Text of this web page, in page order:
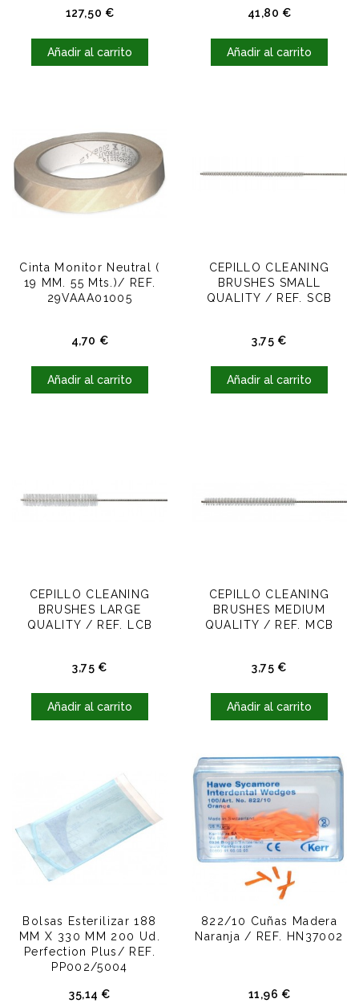
127,50 €Precio
Añadir al carrito
41,80 €Precio
Añadir al carrito
Cinta Monitor Neutral (
19 MM. 55 Mts.)/ REF.
29VAAA01005
4,70 €Precio
Añadir al carrito
CEPILLO CLEANING
BRUSHES SMALL
QUALITY / REF. SCB
3,75 €Precio
Añadir al carrito
CEPILLO CLEANING
BRUSHES LARGE
QUALITY / REF. LCB
3,75 €Precio
Añadir al carrito
CEPILLO CLEANING
BRUSHES MEDIUM
QUALITY / REF. MCB
3,75 €Precio
Añadir al carrito
Bolsas Esterilizar 188
MM X 330 MM 200 Ud.
Perfection Plus/ REF.
PP002/5004
35,14 €Precio
822/10 Cuñas Madera
Naranja / REF. HN37002
11,96 €Precio